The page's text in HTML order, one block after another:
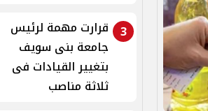
3 قرارت مهمة لرئيس
جامعة بنى سويف
بتغيير القيادات فى
ثلاثة مناصب